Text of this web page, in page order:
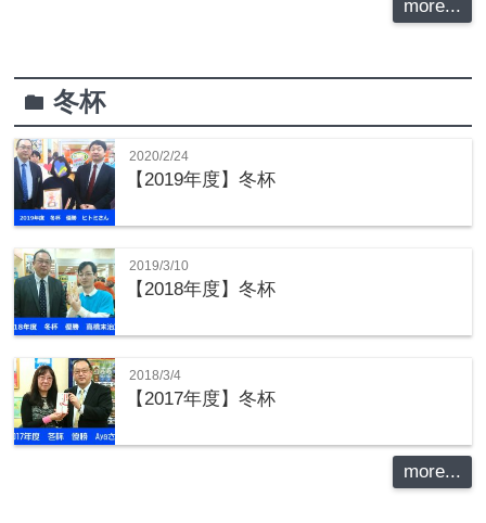
more...
folder冬杯
2020/2/24
【2019年度】冬杯
2019/3/10
【2018年度】冬杯
2018/3/4
【2017年度】冬杯
more...